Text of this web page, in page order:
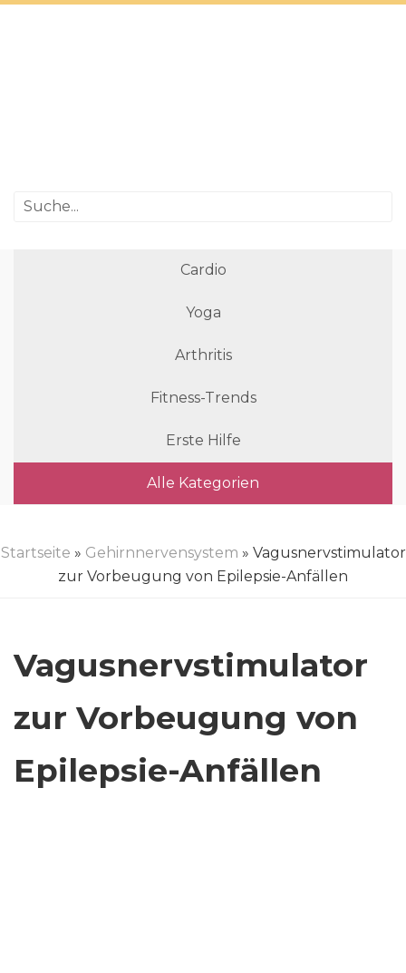
Cardio
Yoga
Arthritis
Fitness-Trends
Erste Hilfe
Alle Kategorien
Startseite » Gehirnnervensystem » Vagusnervstimulator
zur Vorbeugung von Epilepsie-Anfällen
Vagusnervstimulator
zur Vorbeugung von
Epilepsie-Anfällen